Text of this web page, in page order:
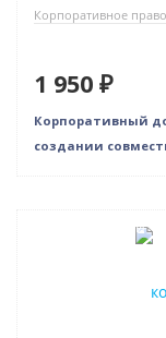
Корпоративное право
1 950 ₽
Корпоративный
создании
Нет в наличии